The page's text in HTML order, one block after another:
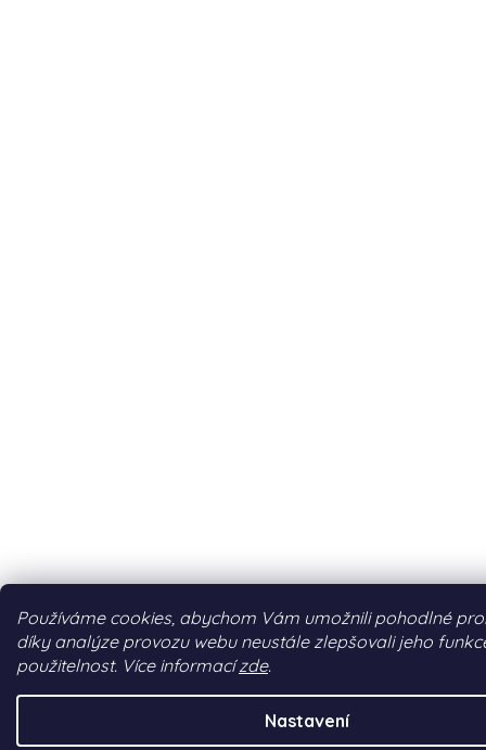
Používáme cookies, abychom Vám umožnili pohodlné
díky analýze provozu webu neustále zlepšovali jeho
použitelnost. Více informacízde.
Nastavení